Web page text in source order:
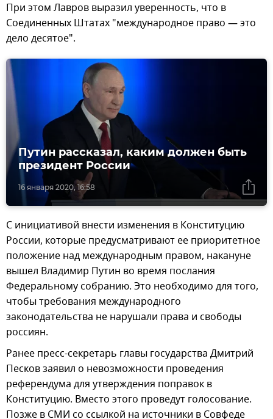
При этом Лавров выразил уверенность, что в
Соединенных Штатах "международное право — это
дело десятое".
16 января 2020, 16:58
Путин рассказал, каким должен быть
президент России
С инициативой внести изменения в Конституцию
России, которые предусматривают ее приоритетное
положение над международным правом, накануне
вышел Владимир Путин во время послания
Федеральному собранию. Это необходимо для того,
чтобы требования международного
законодательства не нарушали права и свободы
россиян.
Ранее пресс-секретарь главы государства Дмитрий
Песков заявил о невозможности проведения
референдума для утверждения поправок в
Конституцию. Вместо этого проведут голосование.
Позже в СМИ со ссылкой на источники в Совфеде